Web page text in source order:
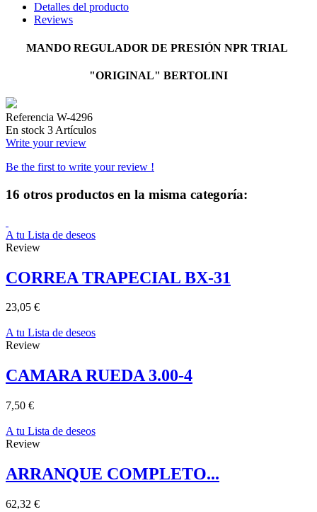
Detalles del producto
Reviews
MANDO REGULADOR DE PRESIÓN NPR TRIAL
"ORIGINAL" BERTOLINI
Referencia W-4296
En stock 3 Artículos
Write your review
Be the first to write your review !
16 otros productos en la misma categoría:
A tu Lista de deseos
Review
CORREA TRAPECIAL BX-31
23,05 €
A tu Lista de deseos
Review
CAMARA RUEDA 3.00-4
7,50 €
A tu Lista de deseos
Review
ARRANQUE COMPLETO...
62,32 €